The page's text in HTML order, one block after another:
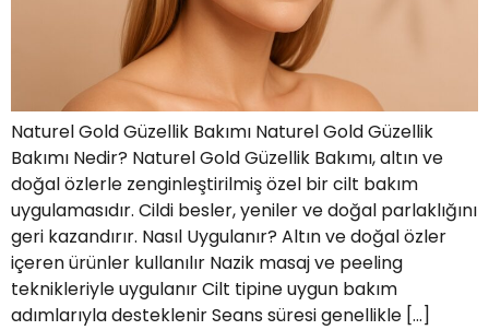
Naturel Gold Güzellik Bakımı Naturel Gold Güzellik
Bakımı Nedir? Naturel Gold Güzellik Bakımı, altın ve
doğal özlerle zenginleştirilmiş özel bir cilt bakım
uygulamasıdır. Cildi besler, yeniler ve doğal parlaklığını
geri kazandırır. Nasıl Uygulanır? Altın ve doğal özler
içeren ürünler kullanılır Nazik masaj ve peeling
teknikleriyle uygulanır Cilt tipine uygun bakım
adımlarıyla desteklenir Seans süresi genellikle […]